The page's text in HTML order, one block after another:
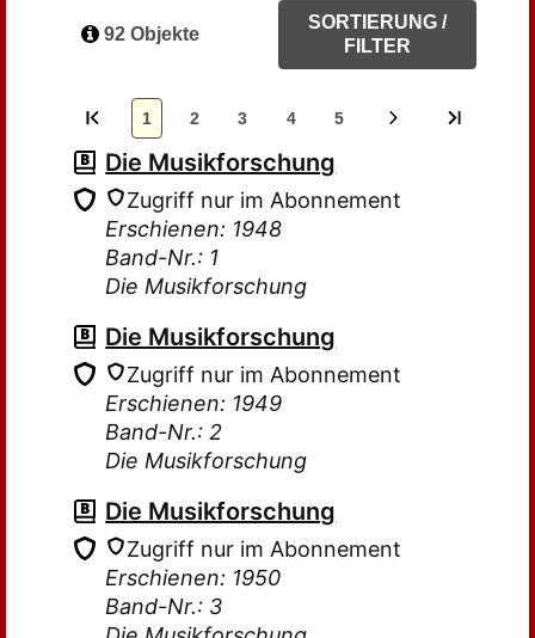
92 Objekte
SORTIERUNG /
FILTER
1 2 3 4 5
Die Musikforschung
Zugriff nur im Abonnement
Erschienen: 1948
Band-Nr.: 1
Die Musikforschung
Die Musikforschung
Zugriff nur im Abonnement
Erschienen: 1949
Band-Nr.: 2
Die Musikforschung
Die Musikforschung
Zugriff nur im Abonnement
Erschienen: 1950
Band-Nr.: 3